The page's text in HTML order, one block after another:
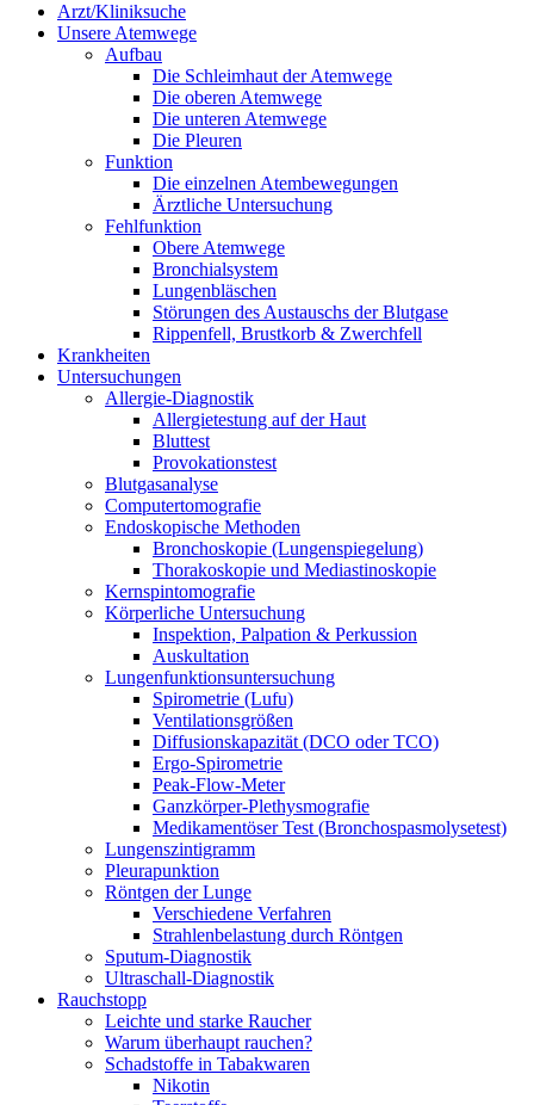
Arzt/Kliniksuche
Unsere Atemwege
Aufbau
Die Schleimhaut der Atemwege
Die oberen Atemwege
Die unteren Atemwege
Die Pleuren
Funktion
Die einzelnen Atembewegungen
Ärztliche Untersuchung
Fehlfunktion
Obere Atemwege
Bronchialsystem
Lungenbläschen
Störungen des Austauschs der Blutgase
Rippenfell, Brustkorb & Zwerchfell
Krankheiten
Untersuchungen
Allergie-Diagnostik
Allergietestung auf der Haut
Bluttest
Provokationstest
Blutgasanalyse
Computertomografie
Endoskopische Methoden
Bronchoskopie (Lungenspiegelung)
Thorakoskopie und Mediastinoskopie
Kernspintomografie
Körperliche Untersuchung
Inspektion, Palpation & Perkussion
Auskultation
Lungenfunktionsuntersuchung
Spirometrie (Lufu)
Ventilationsgrößen
Diffusionskapazität (DCO oder TCO)
Ergo-Spirometrie
Peak-Flow-Meter
Ganzkörper-Plethysmografie
Medikamentöser Test (Bronchospasmolysetest)
Lungenszintigramm
Pleurapunktion
Röntgen der Lunge
Verschiedene Verfahren
Strahlenbelastung durch Röntgen
Sputum-Diagnostik
Ultraschall-Diagnostik
Rauchstopp
Leichte und starke Raucher
Warum überhaupt rauchen?
Schadstoffe in Tabakwaren
Nikotin